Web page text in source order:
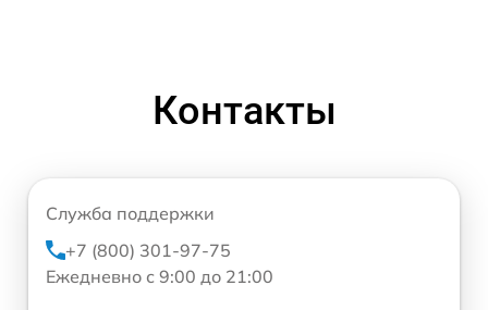
Контакты
Служба поддержки
+7 (800) 301-97-75
Ежедневно с 9:00 до 21:00